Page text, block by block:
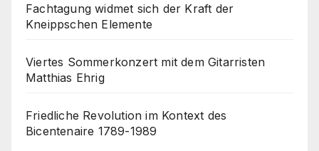
Fachtagung widmet sich der Kraft der
Kneippschen Elemente
Viertes Sommerkonzert mit dem Gitarristen
Matthias Ehrig
Friedliche Revolution im Kontext des
Bicentenaire 1789-1989